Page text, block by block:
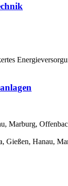
Marburg,
Hanau,